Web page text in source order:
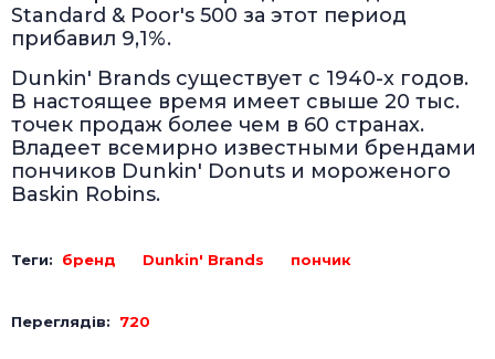
Standard & Poor's 500 за этот период
прибавил 9,1%.
Dunkin' Brands существует с 1940-х годов.
В настоящее время имеет свыше 20 тыс.
точек продаж более чем в 60 странах.
Владеет всемирно известными брендами
пончиков Dunkin' Donuts и мороженого
Baskin Robins.
Теги: бренд Dunkin' Brands пончик
Переглядів: 720